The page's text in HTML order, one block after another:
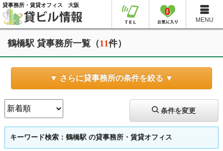
貸事務所・賃貸オフィス 大阪
MENU
0
鶴橋駅 貸事務所一覧（11件）
▼ さらに貸事務所の条件を絞る ▼
条件を変更
キーワード検索：鶴橋駅 の貸事務所・賃貸オフィス